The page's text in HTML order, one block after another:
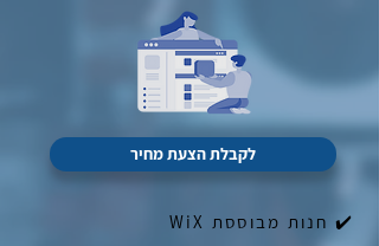
לקבלת הצעת מחיר
✔️ חנות מבוססת WiX